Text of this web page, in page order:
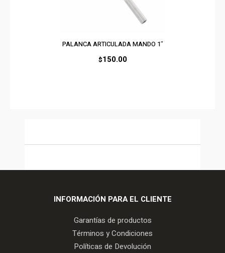
PALANCA ARTICULADA MANDO 1″
$150.00
INFORMACIÓN PARA EL CLIENTE
Garantías de productos
Términos y Condiciones
Políticas de Devolución